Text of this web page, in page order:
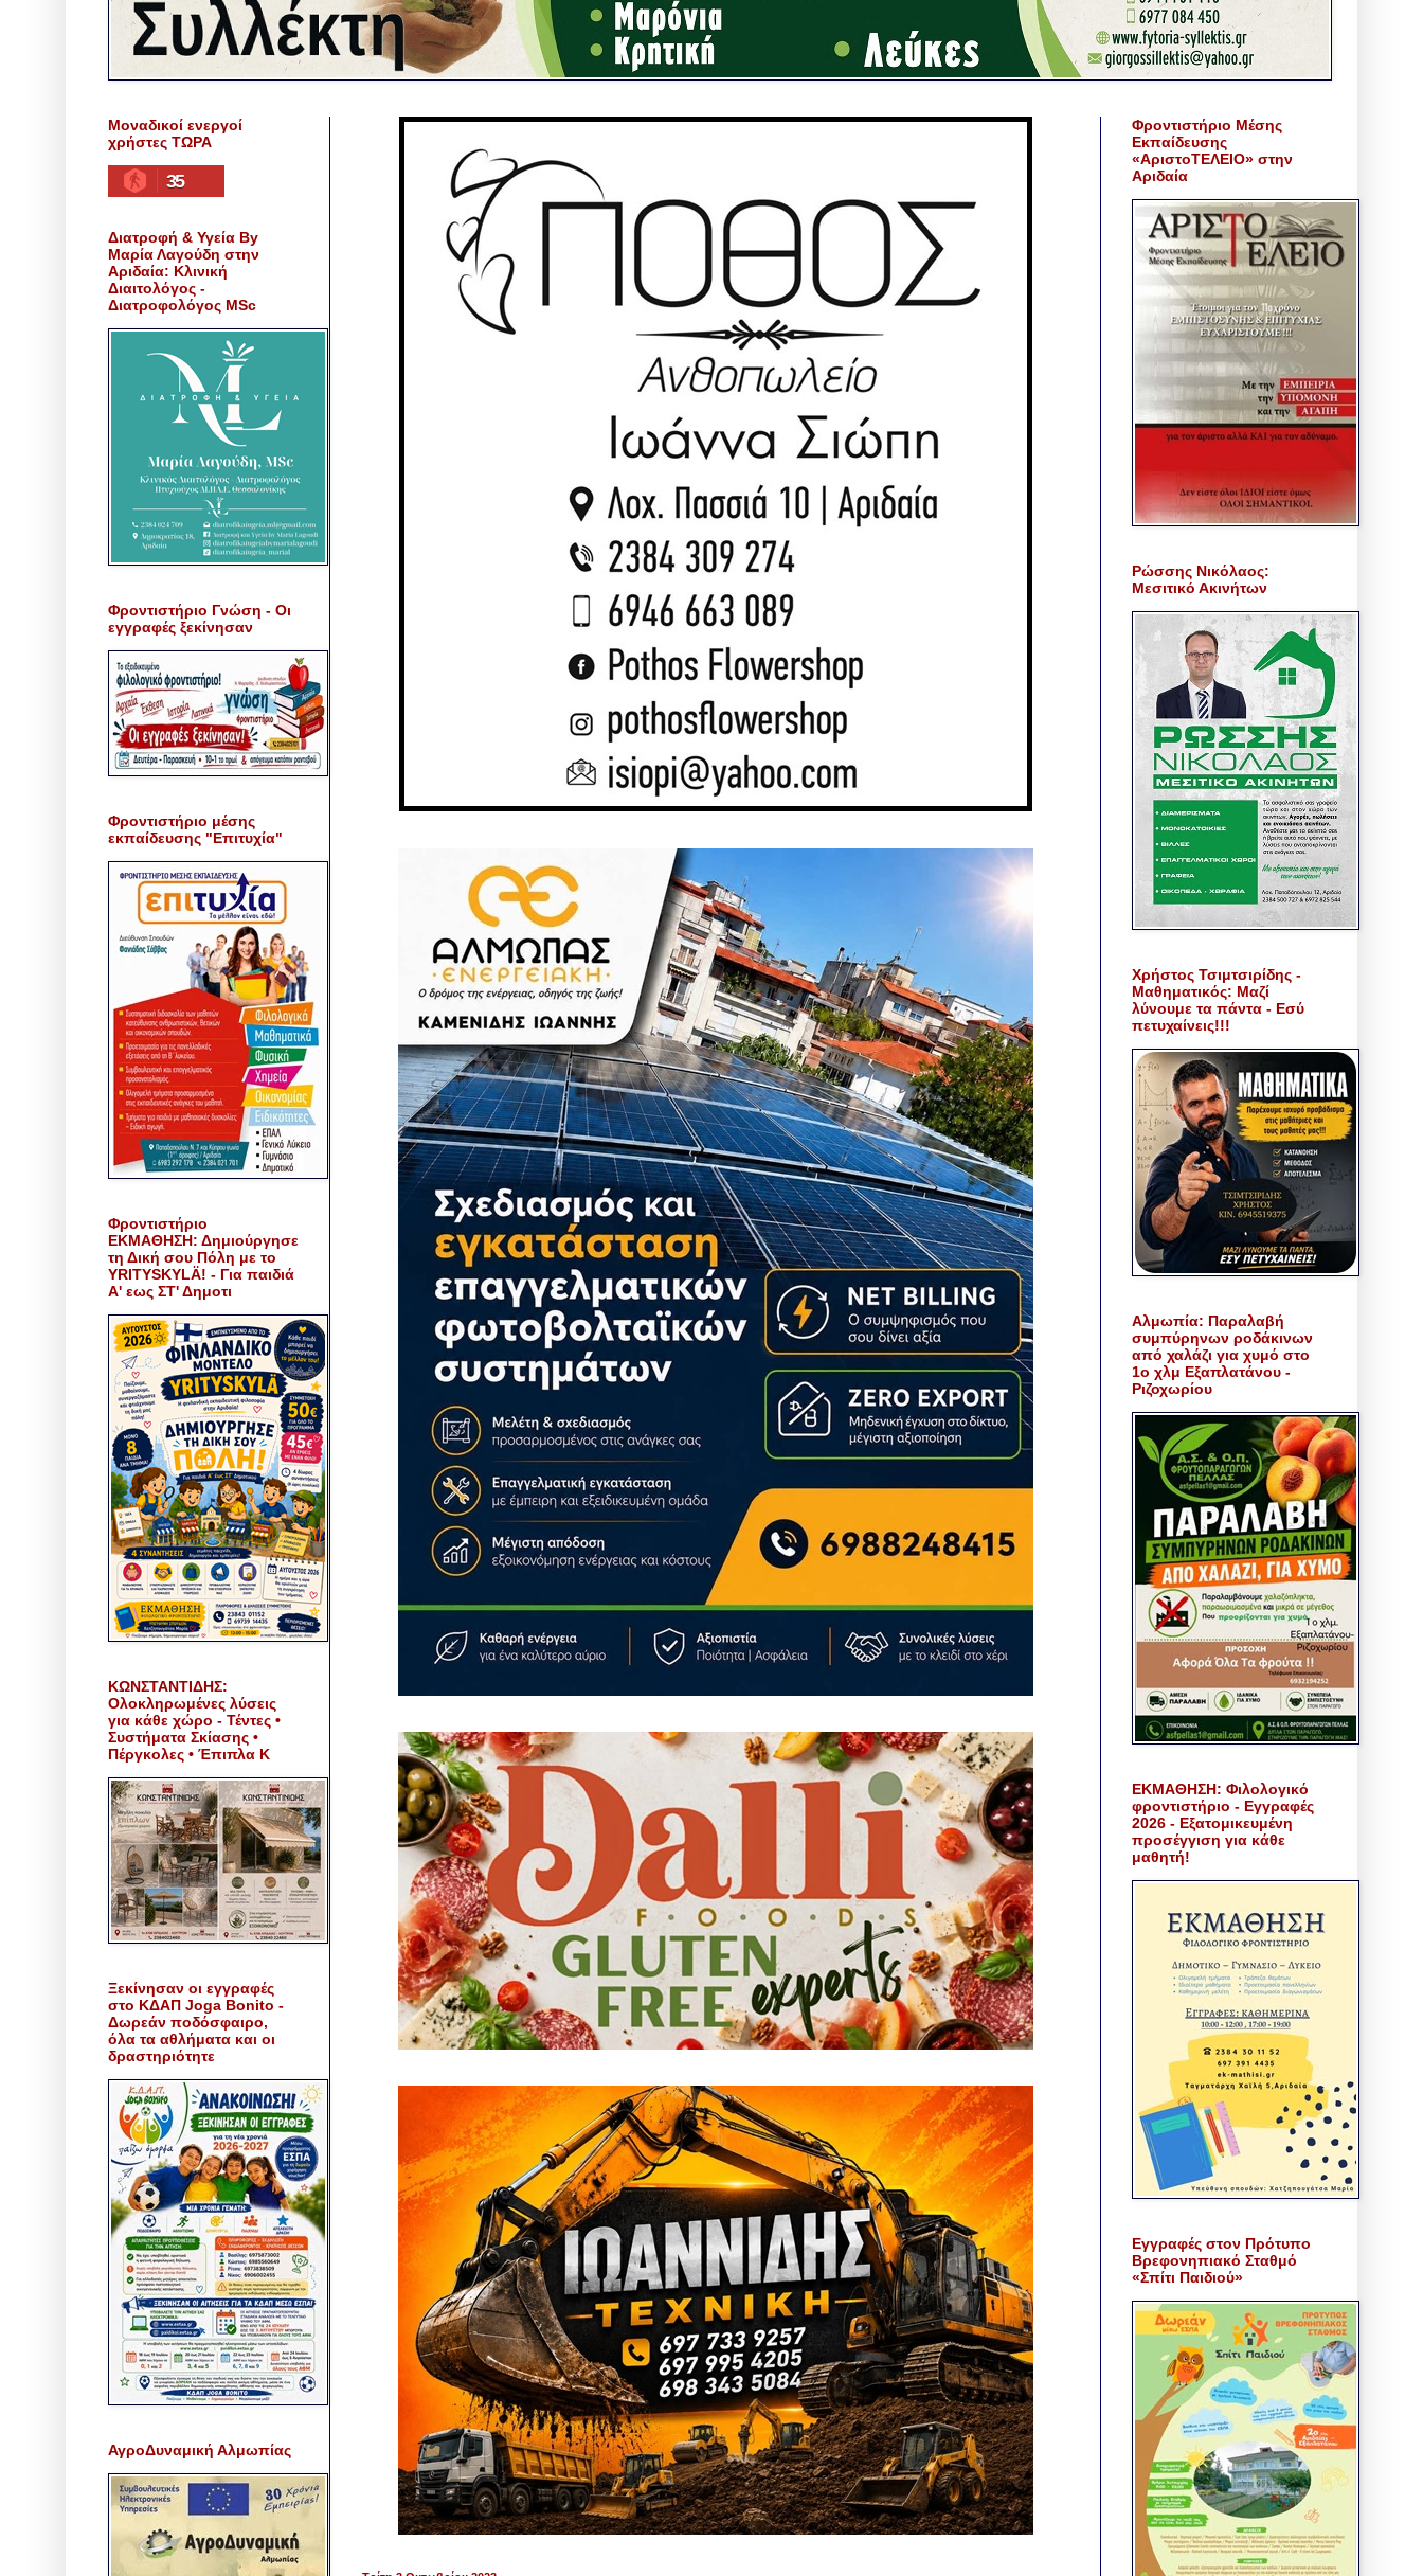
Μοναδικοί ενεργοί
χρήστες ΤΩΡΑ
35
Διατροφή & Υγεία By
Μαρία Λαγούδη στην
Αριδαία: Κλινική
Διαιτολόγος -
Διατροφολόγος MSc
Φροντιστήριο Γνώση - Οι
εγγραφές ξεκίνησαν
Φροντιστήριο μέσης
εκπαίδευσης "Επιτυχία"
Φροντιστήριο
ΕΚΜΑΘΗΣΗ: Δημιούργησε
τη Δική σου Πόλη με το
YRITYSKYLÄ! - Για παιδιά
Α' εως ΣΤ' Δημοτι
ΚΩΝΣΤΑΝΤΙΔΗΣ:
Ολοκληρωμένες λύσεις
για κάθε χώρο - Τέντες •
Συστήματα Σκίασης •
Πέργκολες • Έπιπλα Κ
Ξεκίνησαν οι εγγραφές
στο ΚΔΑΠ Joga Bonito -
Δωρεάν ποδόσφαιρο,
όλα τα αθλήματα και οι
δραστηριότητε
ΑγροΔυναμική Αλμωπίας
Φροντιστήριο Μέσης
Εκπαίδευσης
«ΑριστοΤΕΛΕΙΟ» στην
Αριδαία
Ρώσσης Νικόλαος:
Μεσιτικό Ακινήτων
Χρήστος Τσιμτσιρίδης -
Μαθηματικός: Μαζί
λύνουμε τα πάντα - Εσύ
πετυχαίνεις!!!
Αλμωπία: Παραλαβή
συμπύρηνων ροδάκινων
από χαλάζι για χυμό στο
1ο χλμ Εξαπλατάνου -
Ριζοχωρίου
ΕΚΜΑΘΗΣΗ: Φιλολογικό
φροντιστήριο - Εγγραφές
2026 - Εξατομικευμένη
προσέγγιση για κάθε
μαθητή!
Εγγραφές στον Πρότυπο
Βρεφονηπιακό Σταθμό
«Σπίτι Παιδιού»